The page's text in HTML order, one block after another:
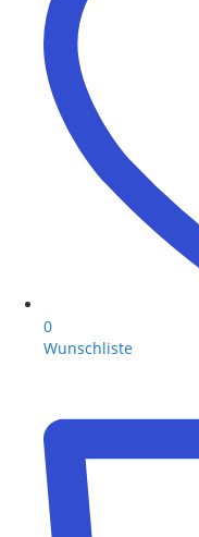
0
Wunschliste